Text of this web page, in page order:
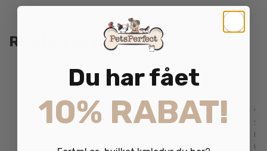
Relaterede varer
Du har fået
10% RABAT!